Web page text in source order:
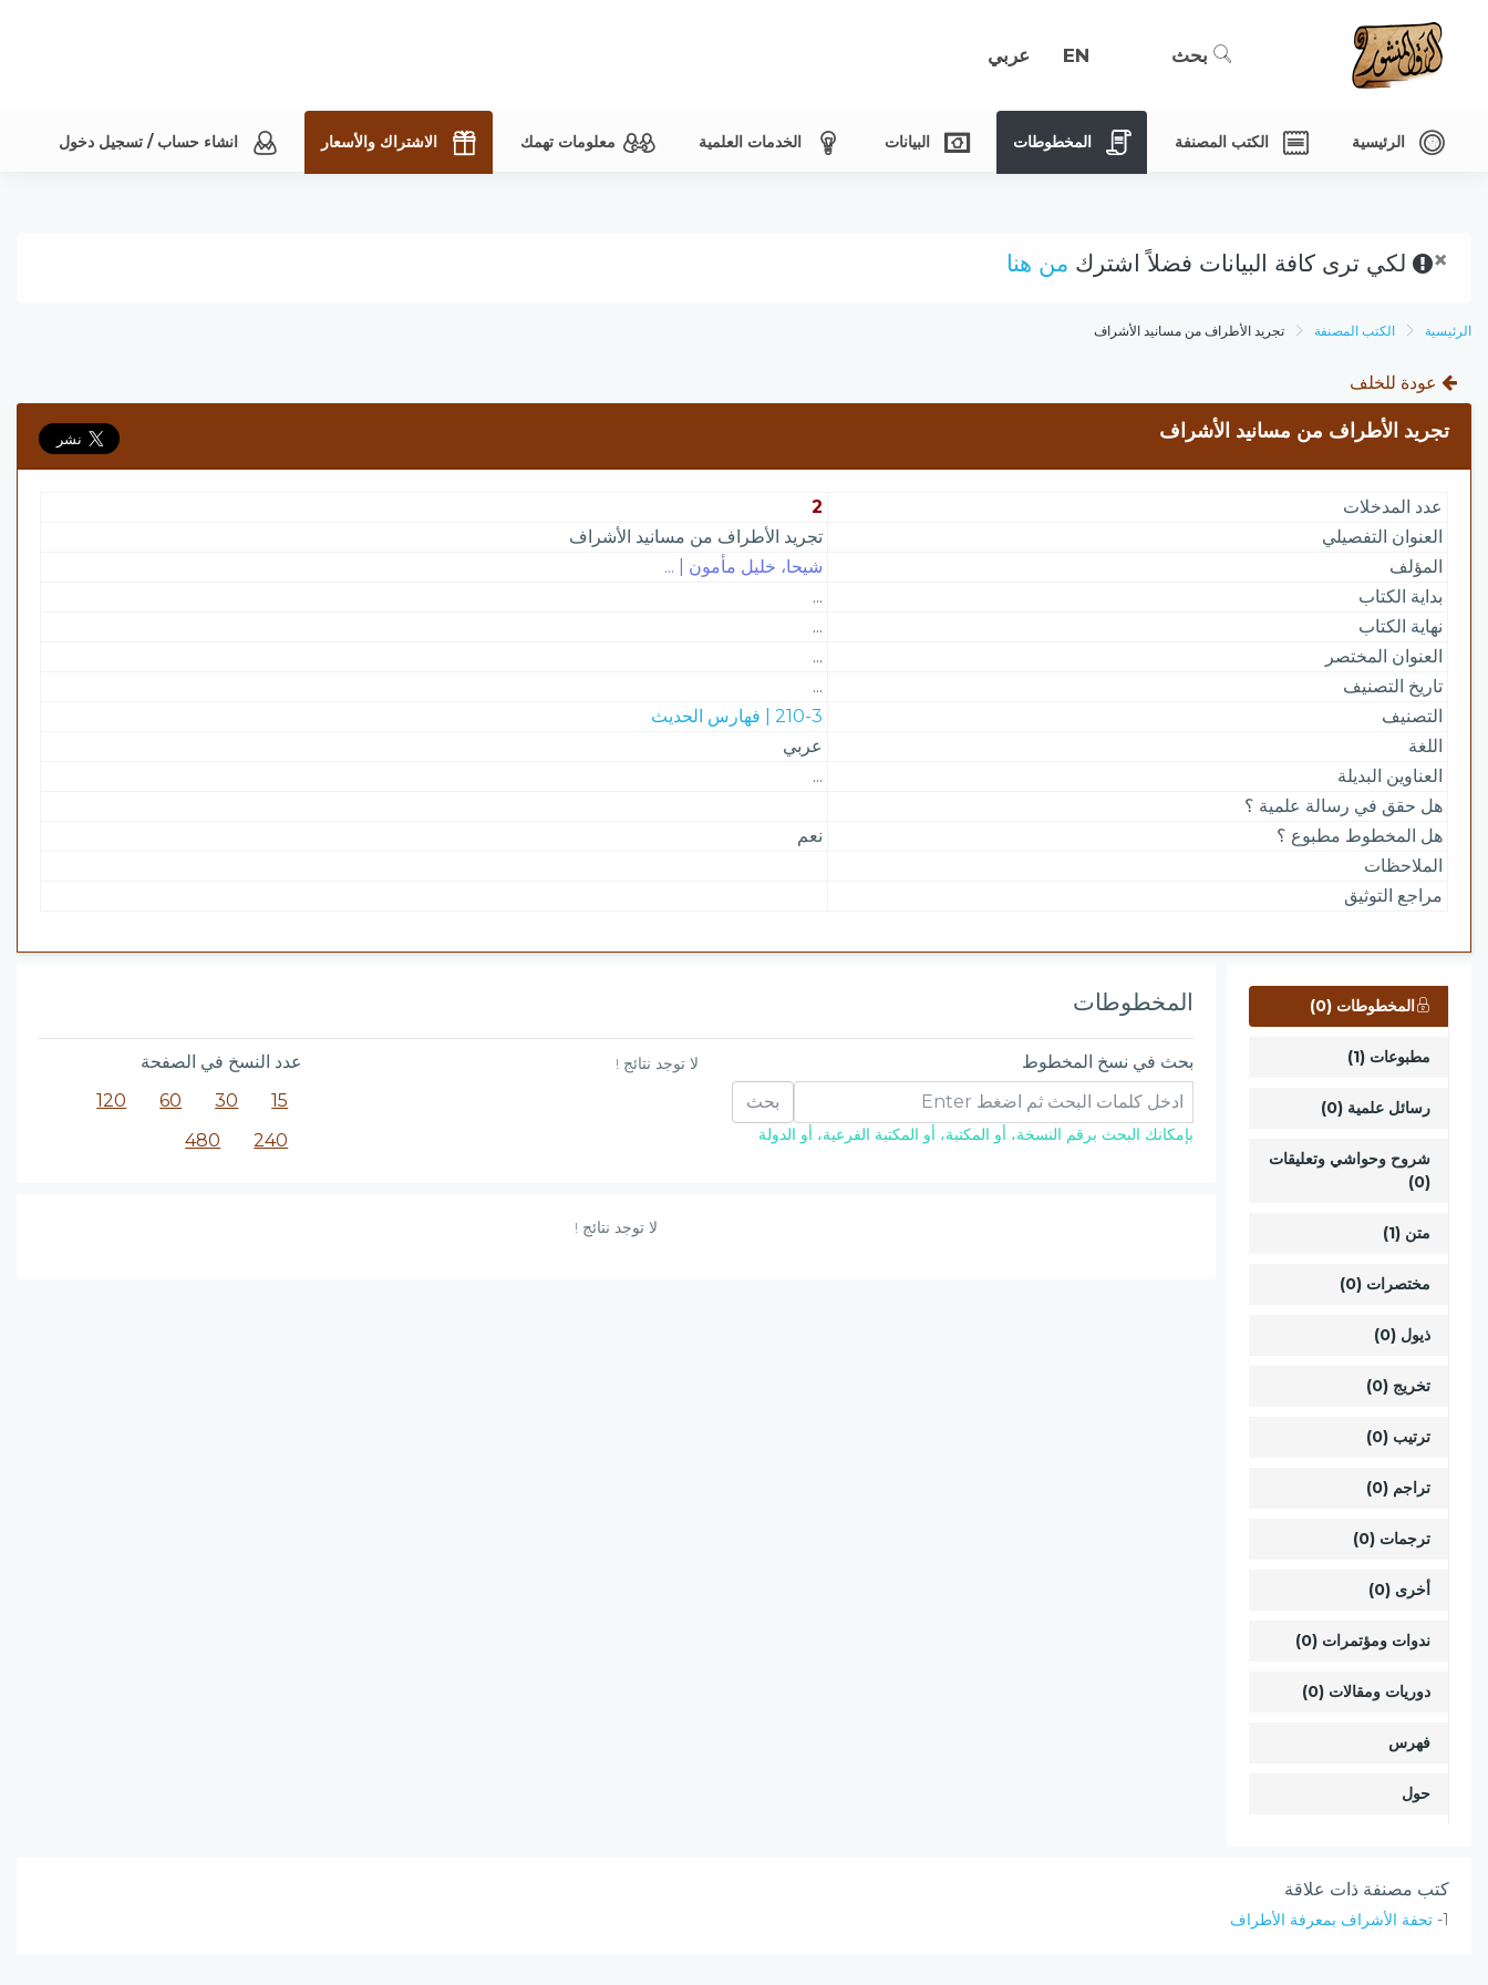
بحث EN عربي
الرئيسية الكتب المصنفة المخطوطات البيانات الخدمات العلمية معلومات تهمك الاشتراك والأسعار انشاء حساب / تسجيل دخول
× لكي ترى كافة البيانات فضلاً اشترك من هنا
الرئيسية الكتب المصنفة تجريد الأطراف من مسانيد الأشراف
عودة للخلف
تجريد الأطراف من مسانيد الأشراف
عدد المدخلات
2
العنوان التفصيلي
تجريد الأطراف من مسانيد الأشراف
المؤلف
شيحا، خليل مأمون | ...
بداية الكتاب
...
نهاية الكتاب
...
العنوان المختصر
...
تاريخ التصنيف
...
التصنيف
210-3 | فهارس الحديث
اللغة
عربي
العناوين البديلة
...
هل حقق في رسالة علمية ؟
هل المخطوط مطبوع ؟
نعم
الملاحظات
مراجع التوثيق
المخطوطات (0)
مطبوعات (1)
رسائل علمية (0)
شروح وحواشي وتعليقات
(0)
متن (1)
مختصرات (0)
ذيول (0)
تخريج (0)
ترتيب (0)
تراجم (0)
ترجمات (0)
أخرى (0)
ندوات ومؤتمرات (0)
دوريات ومقالات (0)
فهرس
حول
المخطوطات
بحث في نسخ المخطوط
بحث
بإمكانك البحث برقم النسخة، أو المكتبة، أو المكتبة الفرعية، أو الدولة
لا توجد نتائج !
عدد النسخ في الصفحة
15
30
60
120
240
480
لا توجد نتائج !
كتب مصنفة ذات علاقة
1- تحفة الأشراف بمعرفة الأطراف